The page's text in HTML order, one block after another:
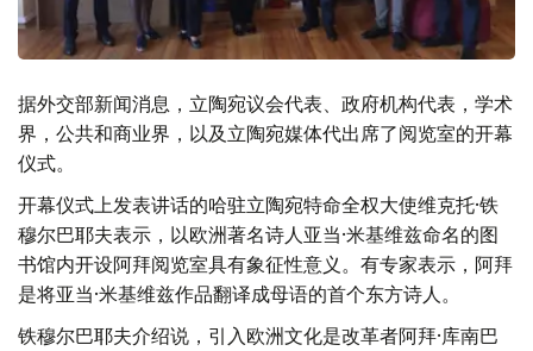
据外交部新闻消息，立陶宛议会代表、政府机构代表，学术
界，公共和商业界，以及立陶宛媒体代出席了阅览室的开幕
仪式。
开幕仪式上发表讲话的哈驻立陶宛特命全权大使维克托·铁
穆尔巴耶夫表示，以欧洲著名诗人亚当·米基维兹命名的图
书馆内开设阿拜阅览室具有象征性意义。有专家表示，阿拜
是将亚当·米基维兹作品翻译成母语的首个东方诗人。
铁穆尔巴耶夫介绍说，引入欧洲文化是改革者阿拜·库南巴